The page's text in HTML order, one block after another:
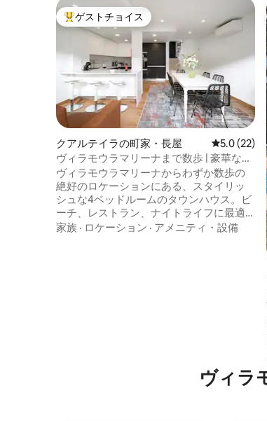
大好評のゲストチョイスです。
ゲストチョイス
クアルテイラの町家・長屋 レビュー
5.0 (22)
ヴィラモウラマリーナまで数歩 | 豪華な4
ベッドルームの家 | バーベキュー
ヴィラモウラマリーナからわずか数歩の
絶好のロケーションにある、スタイリッ
シュな4ベッドルームのタウンハウス。ビ
ーチ、レストラン、ナイトライフに最適
な場所です。 最大8名様までご宿泊いただ
家族 · ロケーション · アメニティ・設備
ヴィラ